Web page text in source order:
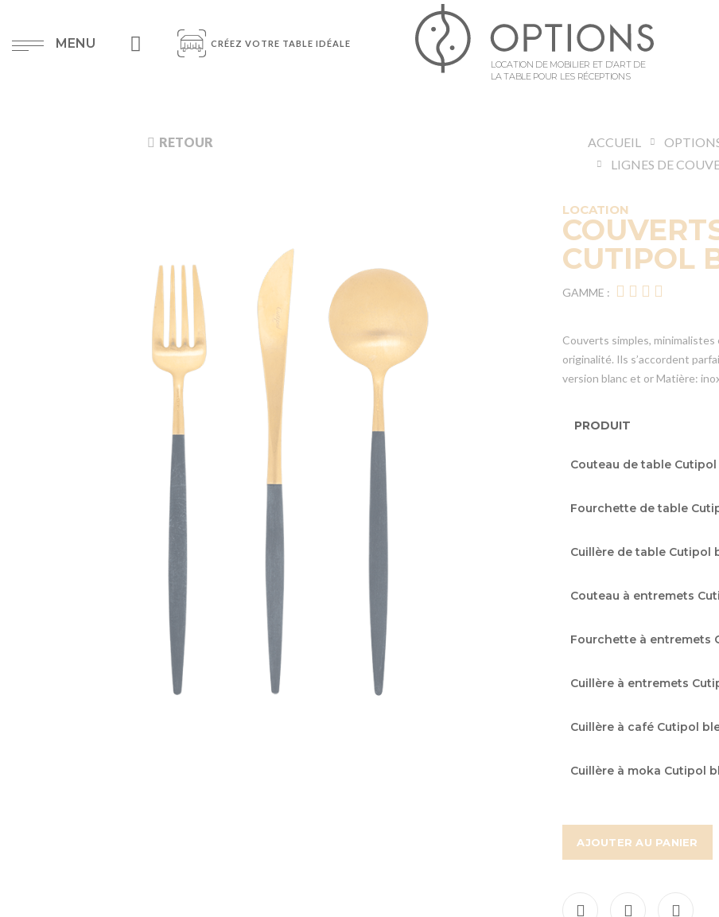
MENU CRÉEZ VOTRE TABLE IDÉALE
LOCATION DE MOBILIER ET D’ART DE
LA TABLE POUR LES RÉCEPTIONS
RETOUR ACCUEIL
LIGNES DE
LOCATION
CUTIPOL
GAMME :
Couverts simples,
originalité. Ils s’accordent
version blanc et or Matière:
du
groupé
PRODUIT
Couteau de table
Fourchette de table
Cuillère de table Cutipol
Couteau à entremets
Fourchette à entremets
Cuillère à entremets
Cuillère à café Cutipol
Cuillère à moka Cutipol
AJOUTER AU PANIER